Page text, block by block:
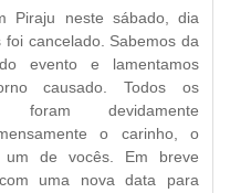
Piraju neste sábado, dia
cancelado. Sabemos da
evento e lamentamos
causado. Todos os
devidamente
o carinho, o
de vocês. Em breve
uma nova data para